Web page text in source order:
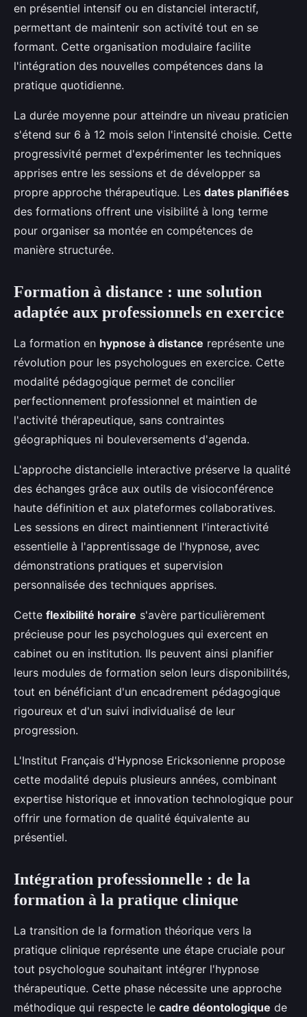
en présentiel intensif ou en distanciel interactif,
permettant de maintenir son activité tout en se
formant. Cette organisation modulaire facilite
l'intégration des nouvelles compétences dans la
pratique quotidienne.
La durée moyenne pour atteindre un niveau praticien
s'étend sur 6 à 12 mois selon l'intensité choisie. Cette
progressivité permet d'expérimenter les techniques
apprises entre les sessions et de développer sa
propre approche thérapeutique. Les dates planifiées
des formations offrent une visibilité à long terme
pour organiser sa montée en compétences de
manière structurée.
Formation à distance : une solution
adaptée aux professionnels en exercice
La formation en hypnose à distance représente une
révolution pour les psychologues en exercice. Cette
modalité pédagogique permet de concilier
perfectionnement professionnel et maintien de
l'activité thérapeutique, sans contraintes
géographiques ni bouleversements d'agenda.
L'approche distancielle interactive préserve la qualité
des échanges grâce aux outils de visioconférence
haute définition et aux plateformes collaboratives.
Les sessions en direct maintiennent l'interactivité
essentielle à l'apprentissage de l'hypnose, avec
démonstrations pratiques et supervision
personnalisée des techniques apprises.
Cette flexibilité horaire s'avère particulièrement
précieuse pour les psychologues qui exercent en
cabinet ou en institution. Ils peuvent ainsi planifier
leurs modules de formation selon leurs disponibilités,
tout en bénéficiant d'un encadrement pédagogique
rigoureux et d'un suivi individualisé de leur
progression.
L'Institut Français d'Hypnose Ericksonienne propose
cette modalité depuis plusieurs années, combinant
expertise historique et innovation technologique pour
offrir une formation de qualité équivalente au
présentiel.
Intégration professionnelle : de la
formation à la pratique clinique
La transition de la formation théorique vers la
pratique clinique représente une étape cruciale pour
tout psychologue souhaitant intégrer l'hypnose
thérapeutique. Cette phase nécessite une approche
méthodique qui respecte le cadre déontologique de